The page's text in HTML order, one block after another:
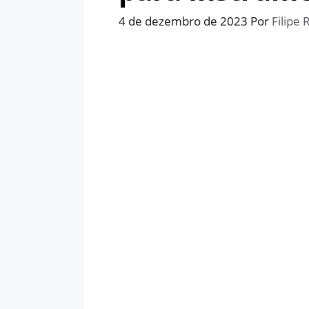
4 de dezembro de 2023 Por Filipe